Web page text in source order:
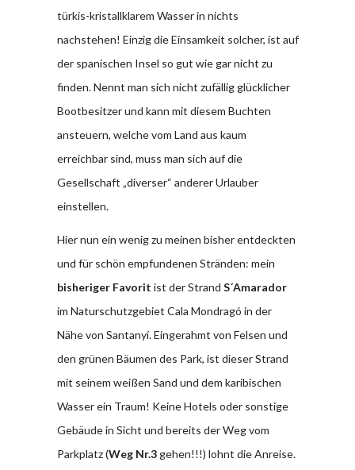
türkis-kristallklarem Wasser in nichts
nachstehen! Einzig die Einsamkeit solcher, ist auf
der spanischen Insel so gut wie gar nicht zu
finden. Nennt man sich nicht zufällig glücklicher
Bootbesitzer und kann mit diesem Buchten
ansteuern, welche vom Land aus kaum
erreichbar sind, muss man sich auf die
Gesellschaft „diverser“ anderer Urlauber
einstellen.
Hier nun ein wenig zu meinen bisher entdeckten
und für schön empfundenen Stränden: mein
bisheriger Favorit ist der Strand S´Amarador
im Naturschutzgebiet Cala Mondragó in der
Nähe von Santanyí. Eingerahmt von Felsen und
den grünen Bäumen des Park, ist dieser Strand
mit seinem weißen Sand und dem karibischen
Wasser ein Traum! Keine Hotels oder sonstige
Gebäude in Sicht und bereits der Weg vom
Parkplatz (Weg Nr.3gehen!!!) lohnt die Anreise.